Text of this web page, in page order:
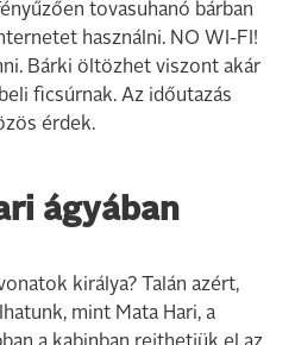
tovasuhanó bárban
használni. NO WI-FI!
Bárki öltözhet viszont akár
ficsúrnak. Az időutazás
érdek.
ágyában
királya? Talán azért,
mint Mata Hari, a